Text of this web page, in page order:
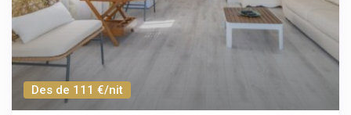
Des de 111 €/nit